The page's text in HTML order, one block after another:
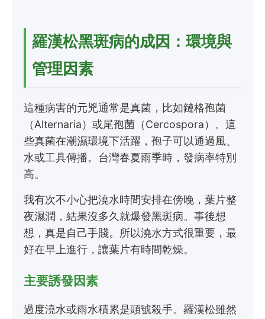
羅漢松黑斑病的成因：環境與
管理因素
這種病害的元兇通常是真菌，比如鏈格孢菌
（Alternaria）或尾孢菌（Cercospora）。這
些真菌在潮濕環境下活躍，孢子可以通過風、
水或工具傳播。台灣春夏雨季時，發病率特別
高。
我有次不小心把澆水時間安排在傍晚，葉片整
夜濕潤，結果沒多久就爆發黑斑病。事後想
想，真是自己手賤。所以澆水方式很重要，最
好在早上進行，讓葉片有時間乾燥。
主要誘發因素
過度澆水或雨水積累是頭號殺手。羅漢松雖然